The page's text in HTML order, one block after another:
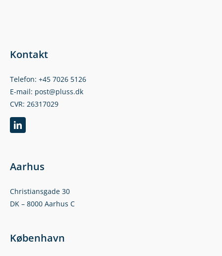
Kontakt
Telefon: +45 7026 5126
E-mail: post@pluss.dk
CVR: 26317029
Aarhus
Christiansgade 30
DK – 8000 Aarhus C
København